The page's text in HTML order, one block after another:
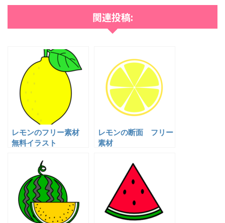
関連投稿:
レモンのフリー素材
無料イラスト
レモンの断面 フリー
素材